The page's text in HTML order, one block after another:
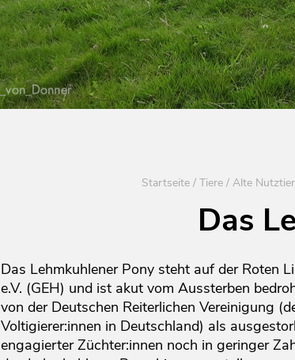
Startseite/ Tiere/ Alte
Das
Das Lehmkuhlener Pony steht auf der Roten
e.V. (GEH) und ist akut vom Aussterben
von der Deutschen Reiterlichen Vereinigung
Voltigierer:innen in Deutschland) als
engagierter Züchter:innen noch in geringer